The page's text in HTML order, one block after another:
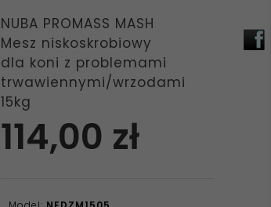
NUBA PROMASS MASH
Mesz niskoskrobiowy
dla koni z problemami
trwawiennymi/wrzodami
15kg
114,00 zł